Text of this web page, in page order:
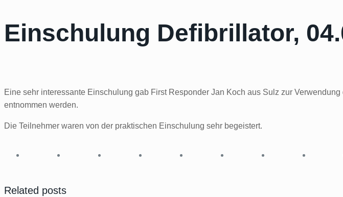
Einschulung Defibrillator,
Eine sehr interessante Einschulung gab First Responder Jan Koch aus Sulz zur
entnommen werden.
Die Teilnehmer waren von der praktischen Einschulung sehr begeistert.
Related posts